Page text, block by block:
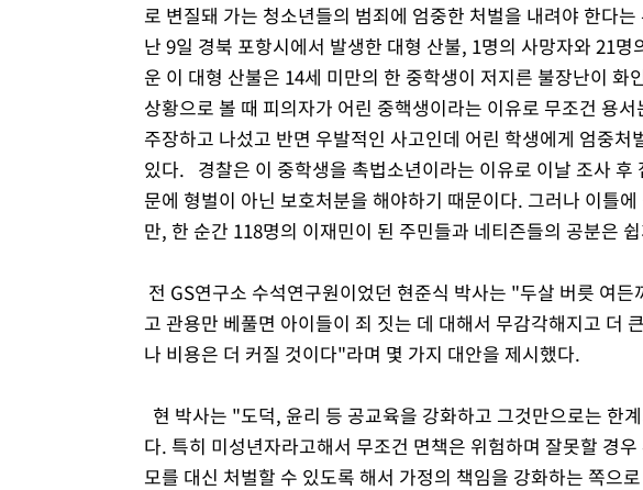
로 변질돼 가는 청소년들의 범죄에 엄중한 처벌을 내려야 한다
난 9일 경북 포항시에서 발생한 대형 산불, 1명의 사망자와 21
운 이 대형 산불은 14세 미만의 한 중학생이 저지른 불장난이 화
상황으로 볼 때 피의자가 어린 중핵생이라는 이유로 무조건 용
주장하고 나섰고 반면 우발적인 사고인데 어린 학생에게 엄중
있다. 경찰은 이 중학생을 촉법소년이라는 이유로 이날 조사 후
문에 형벌이 아닌 보호처분을 해야하기 때문이다. 그러나 이틀
만, 한 순간 118명의 이재민이 된 주민들과 네티즌들의 공분은
전 GS연구소 수석연구원이었던 현준식 박사는 "두살 버릇 여
고 관용만 베풀면 아이들이 죄 짓는 데 대해서 무감각해지고 더
나 비용은 더 커질 것이다"라며 몇 가지 대안을 제시했다.
현 박사는 "도덕, 윤리 등 공교육을 강화하고 그것만으로는 한
다. 특히 미성년자라고해서 무조건 면책은 위험하며 잘못할 경
모를 대신 처벌할 수 있도록 해서 가정의 책임을 강화하는 쪽으